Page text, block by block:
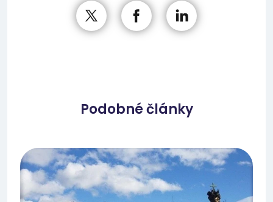
Podobné články